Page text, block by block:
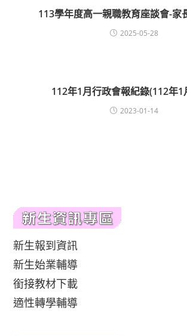
113學年度高一親職教育座談會-家
2025-05-28
112年1月行政會報紀錄(112年1
2023-01-14
新生報到資訊
新生始業輔導
銜接教材下載
適性轉學輔導